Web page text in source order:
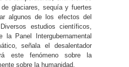
glaciares, sequía y fuertes
algunos de los efectos del
estudios científicos,
la Panel Intergubernamental
señala el desalentador
este fenómeno sobre la
sobre la humanidad.